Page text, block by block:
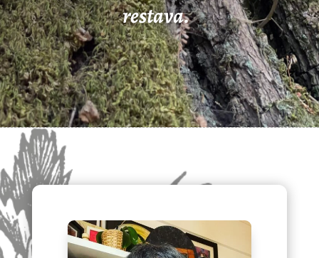
restava.